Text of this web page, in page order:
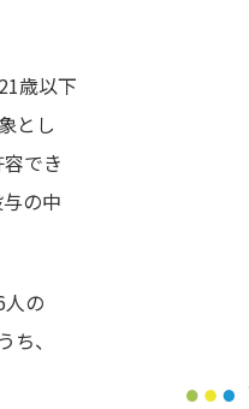
21歳以下
とし
でき
の中
人の
ち、